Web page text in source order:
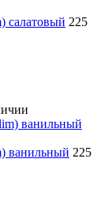
салатовый 225
ванильный 225